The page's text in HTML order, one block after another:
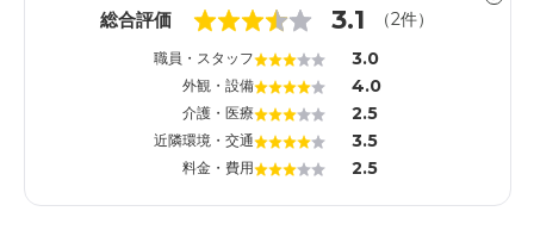
総合評価 3.1 （2件）
職員・スタッフ 3.0
外観・設備 4.0
介護・医療 2.5
近隣環境・交通 3.5
料金・費用 2.5